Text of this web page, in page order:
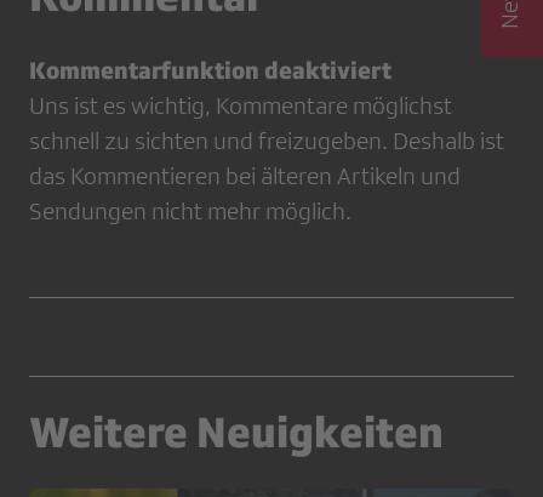
Kommentarfunktion deaktiviert
Uns ist es wichtig, Kommentare möglichst
schnell zu sichten und freizugeben. Deshalb ist
das Kommentieren bei älteren Artikeln und
Sendungen nicht mehr möglich.
Weitere Neuigkeiten